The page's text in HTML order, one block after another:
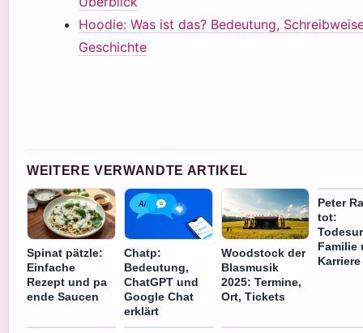
Hoodie: Was ist das? Bedeutung,
Geschichte
WEITERE VERWANDTE ARTIKEL
Spinat pätzle:
Einfache
Rezept und pa
ende Saucen
Chatp:
Bedeutung,
ChatGPT und
Google Chat
erklärt
Woodstock der
Blasmusik
2025: Termine,
Ort, Tickets
Peter
tot:
Familie
Karriere